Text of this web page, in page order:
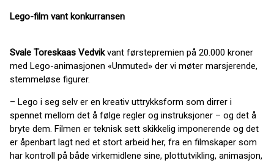
Lego-film vant konkurransen
Svale Toreskaas Vedvikvant førstepremien på 20.000 kroner
med Lego-animasjonen «Unmuted» der vi møter marsjerende,
stemmeløse figurer.
– Lego i seg selv er en kreativ uttrykksform som dirrer i
spennet mellom det å følge regler og instruksjoner – og det å
bryte dem. Filmen er teknisk sett skikkelig imponerende og det
er åpenbart lagt ned et stort arbeid her, fra en filmskaper som
har kontroll på både virkemidlene sine, plottutvikling, animasjon,